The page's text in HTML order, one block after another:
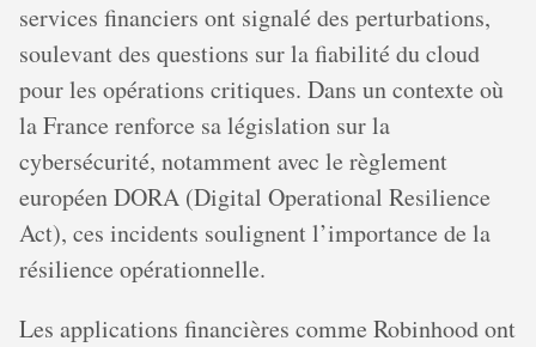
services financiers ont signalé des perturbations,
soulevant des questions sur la fiabilité du cloud
pour les opérations critiques. Dans un contexte où
la France renforce sa législation sur la
cybersécurité, notamment avec le règlement
européen DORA (Digital Operational Resilience
Act), ces incidents soulignent l’importance de la
résilience opérationnelle.
Les applications financières comme Robinhood ont